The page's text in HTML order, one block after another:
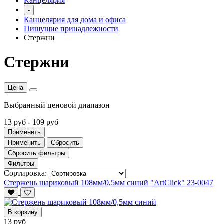
-
Канцелярия для дома и офиса
Пишущие принадлежности
Стержни
Стержни
Цена
Выбранный ценовой диапазон
13 руб - 109 руб
Применить
Применить
Сбросить
Сбросить фильтры
Фильтры
Сортировка:
Стержень шариковый 108мм/0,5мм синий "ArtClick" 23-0047
В корзину
13 руб